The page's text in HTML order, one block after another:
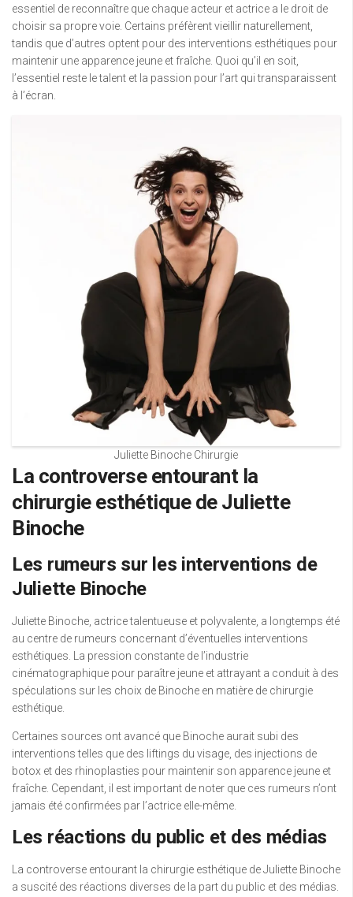
essentiel de reconnaître que chaque acteur et actrice a le droit de
choisir sa propre voie. Certains préfèrent vieillir naturellement,
tandis que d’autres optent pour des interventions esthétiques pour
maintenir une apparence jeune et fraîche. Quoi qu’il en soit,
l’essentiel reste le talent et la passion pour l’art qui transparaissent
à l’écran.
Juliette Binoche Chirurgie
La controverse entourant la
chirurgie esthétique de Juliette
Binoche
Les rumeurs sur les interventions de
Juliette Binoche
Juliette Binoche, actrice talentueuse et polyvalente, a longtemps été
au centre de rumeurs concernant d’éventuelles interventions
esthétiques. La pression constante de l’industrie
cinématographique pour paraître jeune et attrayant a conduit à des
spéculations sur les choix de Binoche en matière de chirurgie
esthétique.
Certaines sources ont avancé que Binoche aurait subi des
interventions telles que des liftings du visage, des injections de
botox et des rhinoplasties pour maintenir son apparence jeune et
fraîche. Cependant, il est important de noter que ces rumeurs n’ont
jamais été confirmées par l’actrice elle-même.
Les réactions du public et des médias
La controverse entourant la chirurgie esthétique de Juliette Binoche
a suscité des réactions diverses de la part du public et des médias.